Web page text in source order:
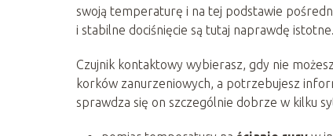
swoją temperaturę i na tej podstawie
i stabilne dociśnięcie są tutaj naprawdę istotne.
Czujnik kontaktowy wybierasz, gdy nie
korków zanurzeniowych, a potrzebujesz
sprawdza się on szczególnie dobrze w kilku